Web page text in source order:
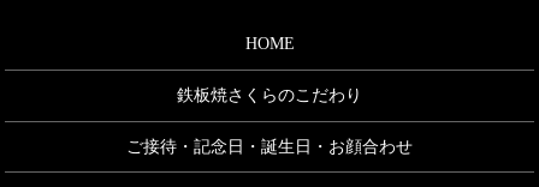
HOME
鉄板焼さくらのこだわり
ご接待・記念日・誕生日・お顔合わせ